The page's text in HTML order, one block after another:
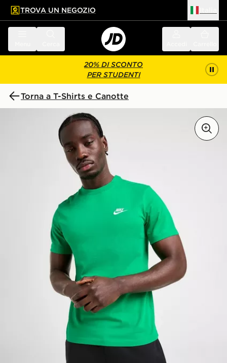
principale
a fondo pagina
TROVA UN NEGOZIO
20% DI SCONTO
PER STUDENTI
Torna a T-Shirts e Canotte